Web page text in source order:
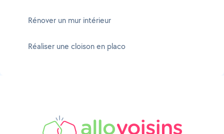
Rénover un mur intérieur
Réaliser une cloison en placo